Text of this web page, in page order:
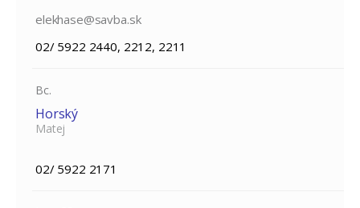
elekhase@savba.sk
02/ 5922 2440, 2212, 2211
Bc.
Horský
Matej
02/ 5922 2171